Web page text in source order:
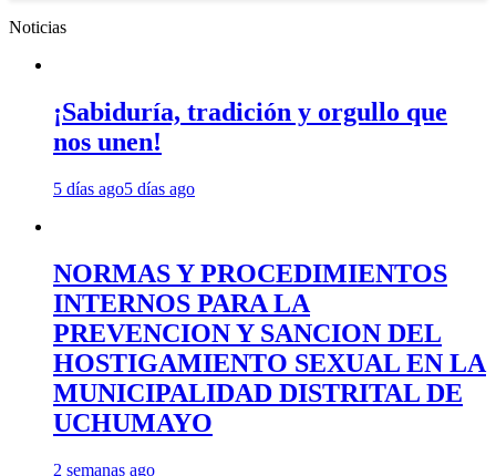
Noticias
¡Sabiduría, tradición y orgullo que
nos unen!
5 días ago5 días ago
NORMAS Y PROCEDIMIENTOS
INTERNOS PARA LA
PREVENCION Y SANCION DEL
HOSTIGAMIENTO SEXUAL EN LA
MUNICIPALIDAD DISTRITAL DE
UCHUMAYO
2 semanas ago